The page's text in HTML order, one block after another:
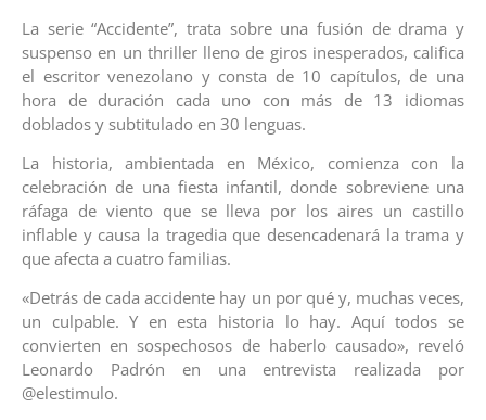
La serie “Accidente”, trata sobre una fusión de drama y
suspenso en un thriller lleno de giros inesperados, califica
el escritor venezolano y consta de 10 capítulos, de una
hora de duración cada uno con más de 13 idiomas
doblados y subtitulado en 30 lenguas.
La historia, ambientada en México, comienza con la
celebración de una fiesta infantil, donde sobreviene una
ráfaga de viento que se lleva por los aires un castillo
inflable y causa la tragedia que desencadenará la trama y
que afecta a cuatro familias.
«Detrás de cada accidente hay un por qué y, muchas veces,
un culpable. Y en esta historia lo hay. Aquí todos se
convierten en sospechosos de haberlo causado», reveló
Leonardo Padrón en una entrevista realizada por
@elestimulo.